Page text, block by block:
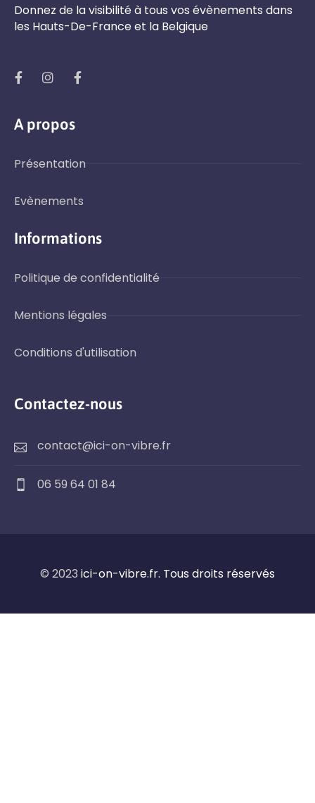
Donnez de la visibilité à tous vos évènements dans
les Hauts-De-France et la Belgique
A propos
Présentation
Evènements
Informations
Politique de confidentialité
Mentions légales
Conditions d'utilisation
Contactez-nous
contact@ici-on-vibre.fr
06 59 64 01 84
© 2023 ici-on-vibre.fr. Tous droits réservés